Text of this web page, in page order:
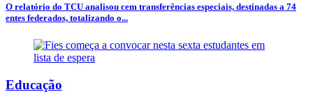
O relatório do TCU analisou cem transferências especiais, destinadas a 74
entes federados, totalizando o...
Educação